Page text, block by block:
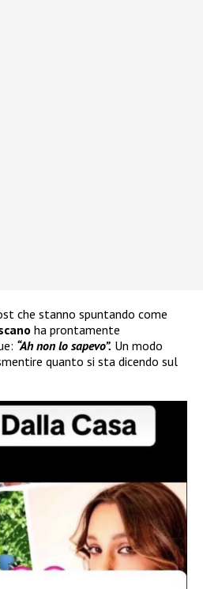
che stanno spuntando come
ha prontamente
“Ah non lo sapevo”. Un modo
quanto si sta dicendo sul